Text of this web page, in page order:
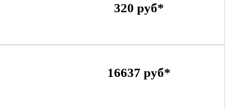
320 руб*
16637 руб*